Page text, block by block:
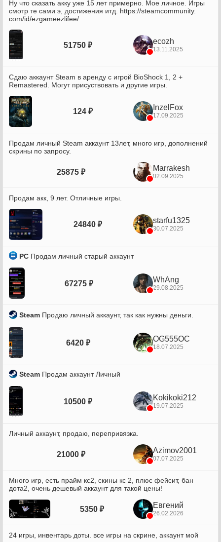
Ну что сказать акку уже 15 лет примерно. Мое личное. Игры
смотр те сами э, достижения итд. https://steamcommunity.
com/id/ezgameezlifee/
51750 ₽ ecozh
13.11.2025
Сдаю аккаунт Steam в аренду с игрой BioShock 1, 2 +
Remastered. Могут присуствовать и другие игры.
124 ₽ InzelFox
17.09.2025
Продам личный Steam аккаунт 13лет, много игр, дополнений
скрины по запросу.
25875 ₽ Marrakesh
02.09.2025
Продам акк, 9 лет. Отличные игры.
24840 ₽ starfu1325
30.07.2025
PC Продам личный старый аккаунт
67275 ₽ WhAng
29.08.2025
Steam Продаю личный аккаунт, так как нужны деньги.
6420 ₽ OG555OC
18.07.2025
Steam Продам аккаунт Личный
10500 ₽ Kokikoki212
19.07.2025
Личный аккаунт, продаю, перепривязка.
21000 ₽ Azimov2001
07.07.2025
Много игр, есть прайм кс2, скины кс 2, плюс фейсит, бан
дота2, очень дешевый аккаунт для такой цены!
5350 ₽ Евгений
26.02.2026
24 игры, инвентарь доты. все игры на скрине, аккаунт мой